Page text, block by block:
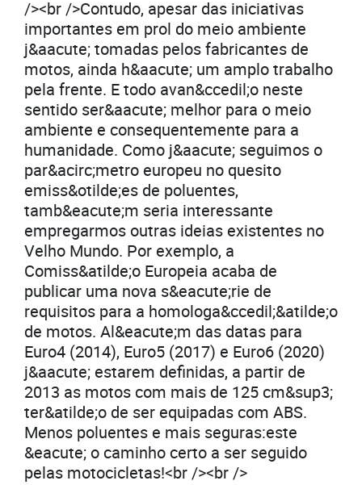
/><br />Contudo, apesar das iniciativas
importantes em prol do meio ambiente
j&aacute; tomadas pelos fabricantes de
motos, ainda h&aacute; um amplo trabalho
pela frente. E todo avan&ccedil;o neste
sentido ser&aacute; melhor para o meio
ambiente e consequentemente para a
humanidade. Como j&aacute; seguimos o
par&acirc;metro europeu no quesito
emiss&otilde;es de poluentes,
tamb&eacute;m seria interessante
empregarmos outras ideias existentes no
Velho Mundo. Por exemplo, a
Comiss&atilde;o Europeia acaba de
publicar uma nova s&eacute;rie de
requisitos para a homologa&ccedil;&atilde;o
de motos. Al&eacute;m das datas para
Euro4 (2014), Euro5 (2017) e Euro6 (2020)
j&aacute; estarem definidas, a partir de
2013 as motos com mais de 125 cm&sup3;
ter&atilde;o de ser equipadas com ABS.
Menos poluentes e mais seguras:este
&eacute; o caminho certo a ser seguido
pelas motocicletas!<br /><br />